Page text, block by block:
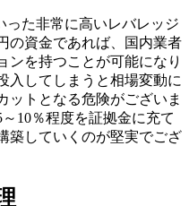
った非常に高いレバレッジ
の資金であれば、国内業者
ンを持つことが可能になり
入してしまうと相場変動に
ットとなる危険がございま
10％程度を証拠金に充て
築していくのが堅実でござ